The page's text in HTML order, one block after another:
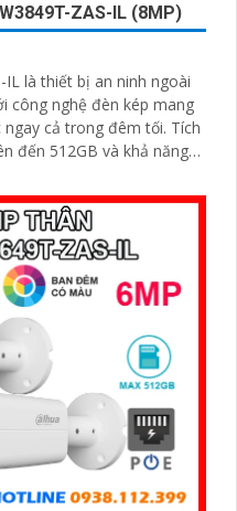
ZAS-IL (8MP)
IL là thiết bị an ninh ngoài
công nghệ đèn kép mang
cả trong đêm tối. Tích
đến 512GB và khả năng
thiết kế chuẩn IP67 chống